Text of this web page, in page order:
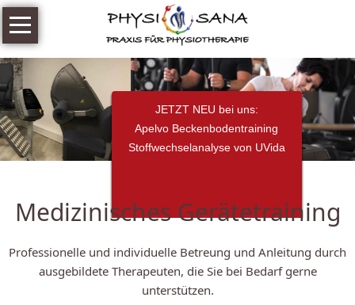
Navigation
überspringen
Home
Aktuelles
Wissenswertes
Physiotherapie
Unsere
Preise
Medizinisches
Gerätetraining
JETZT NEU bei uns:
Apelvo Beckenbodentraining
Stoffwechselanalyse von UVida
Medizinisches Gerätetraining
Professionelle und individuelle Betreung und Anleitung durch
ausgebildete Therapeuten, die Sie bei Bedarf gerne
unterstützen.